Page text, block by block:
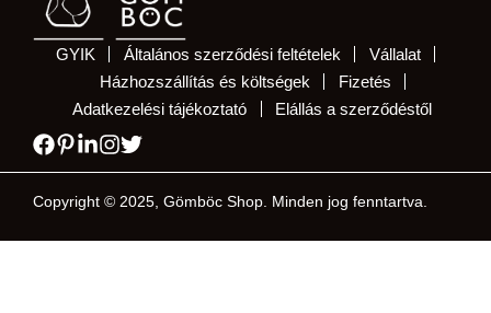
GYIK Általános szerződési feltételek
Vállalat
Házhozszállítás és költségek
Fizetés
Adatkezelési tájékoztató
Elállás a szerződéstől
Copyright © 2025, Gömböc Shop. Minden jog fenntartva.